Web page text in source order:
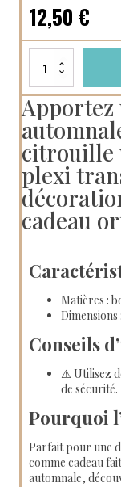
12,50 €
quantité
Bougeoir
décoratif
unique
–
Citrouille
florale
🎃
🌸
Apportez
citrouille
plexi
cadeau
Matières :
Dimensions
Conseils
⚠️ Utilisez
de sécurité.
Pourquoi
Parfait pour une
comme cadeau
automnale,